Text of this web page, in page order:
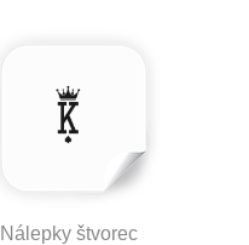
Nálepky štvorec